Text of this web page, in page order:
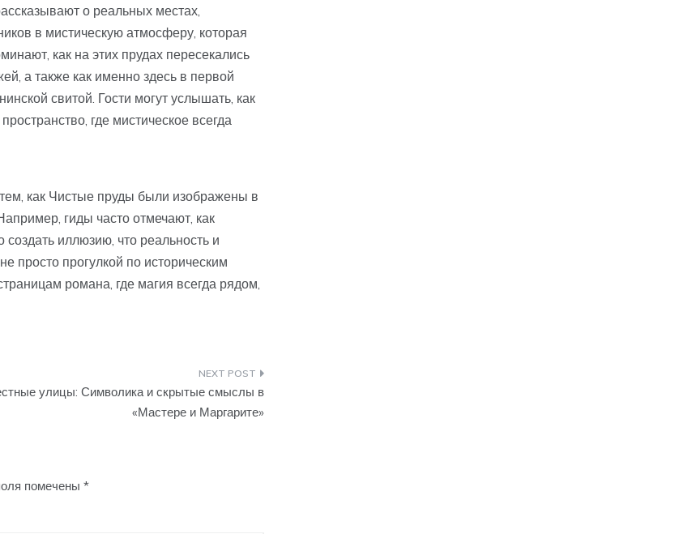
о реальных местах,
в мистическую атмосферу, которая
как на этих прудах пересекались
а также как именно здесь в первой
свитой. Гости могут услышать, как
где мистическое всегда
как Чистые пруды были изображены в
гиды часто отмечают, как
иллюзию, что реальность и
просто прогулкой по историческим
романа, где магия всегда рядом,
улицы: Символика и скрытые смыслы в
«Мастере и Маргарите»
помечены *